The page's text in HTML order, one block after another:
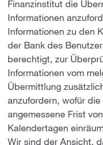
Finanzinstitut die
Informationen
Informationen zu den
der Bank des
berechtigt, zur
Informationen vom
Übermittlung
anzufordern, wofür
angemessene Frist
Kalendertagen
Wir sind der Ansicht,